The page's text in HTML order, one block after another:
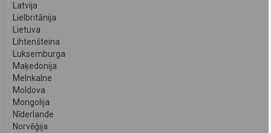
Latvija
Lielbritānija
Lietuva
Lihtenšteina
Luksemburga
Maķedonija
Melnkalne
Moldova
Mongolija
Nīderlande
Norvēģija